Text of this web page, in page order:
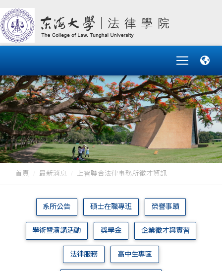
首頁 最新消息 上智聯合法律事務所徵才資訊
系所公告 碩士在職專班 榮譽事蹟
學術暨演講活動 獎學金 企業徵才與實習
法律服務 高中生專區